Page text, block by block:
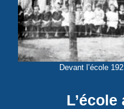
Devant l’école
L’école